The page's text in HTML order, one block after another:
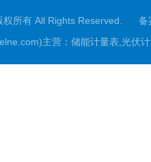
所有 All Rights Reserved.
备
主营：储能计量表,光伏